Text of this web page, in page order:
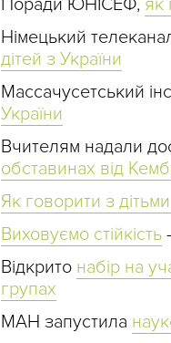
Поради ЮНІСЕФ, як
Німецький
дітей з України
Массачусетський
України
Вчителям надали
обставинах від
Як говорити з
Виховуємо стійкість
Відкрито набір на
групах
МАН запустила